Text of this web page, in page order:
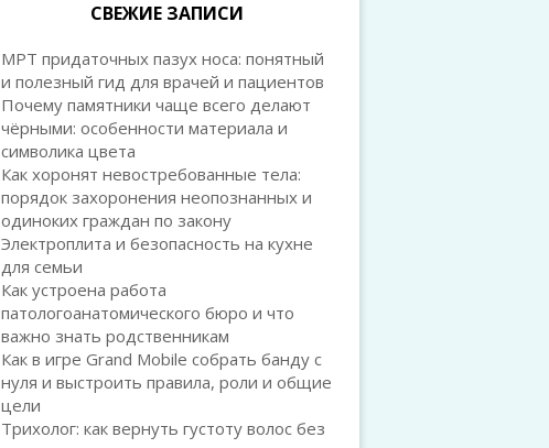
СВЕЖИЕ ЗАПИСИ
МРТ придаточных пазух носа: понятный
и полезный гид для врачей и пациентов
Почему памятники чаще всего делают
чёрными: особенности материала и
символика цвета
Как хоронят невостребованные тела:
порядок захоронения неопознанных и
одиноких граждан по закону
Электроплита и безопасность на кухне
для семьи
Как устроена работа
патологоанатомического бюро и что
важно знать родственникам
Как в игре Grand Mobile собрать банду с
нуля и выстроить правила, роли и общие
цели
Трихолог: как вернуть густоту волос без